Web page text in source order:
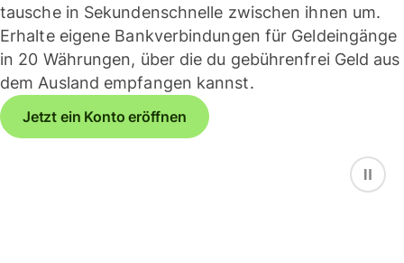
tausche in Sekundenschnelle zwischen ihnen um.
Erhalte eigene Bankverbindungen für Geldeingänge
in 20 Währungen, über die du gebührenfrei Geld aus
dem Ausland empfangen kannst.
Jetzt ein Konto eröffnen